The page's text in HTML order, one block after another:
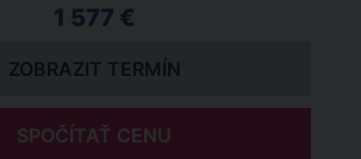
1 577 €
ZOBRAZIT TERMÍN
SPOČÍTAŤ CENU